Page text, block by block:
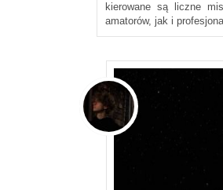
kierowane są liczne
amatorów, jak i